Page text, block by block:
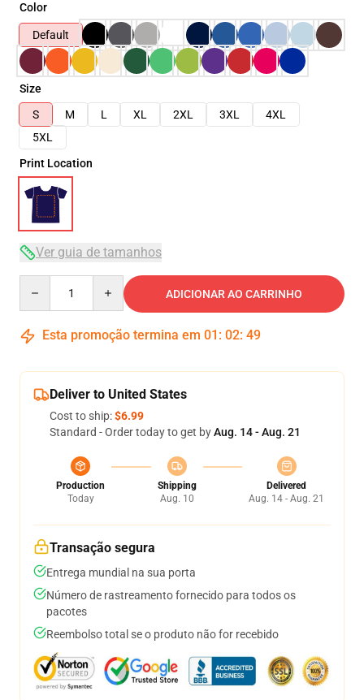
Color
Default
Size
S
M L XL 2XL 3XL
4XL
5XL
Print Location
Ver guia de tamanhos
ADICIONAR AO CARRINHO
Esta promoção termina em 01 : 02: 48
Deliver to United States
Cost to ship:$6.99
Standard - Order today to get byAug. 14 - Aug. 21
Production
Today
Shipping
Aug. 10
Delivered
Aug. 14 - Aug. 21
Transação segura
Entrega mundial na sua porta
Número de rastreamento fornecido para todos os
pacotes
Reembolso total se o produto não for recebido